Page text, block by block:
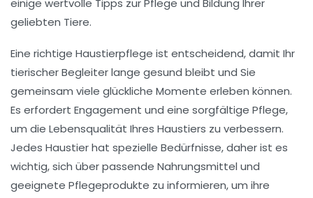
einige wertvolle Tipps zurPflege und Bildung Ihrer
geliebten Tiere.
Eine richtige Haustierpflege ist entscheidend, damit Ihr
tierischer Begleiter lange gesund bleibt und Sie
gemeinsam viele glückliche Momente erleben können.
Es erfordert Engagement und eine sorgfältige Pflege,
um die Lebensqualität Ihres Haustiers zu verbessern.
Jedes Haustier hat spezielle Bedürfnisse, daher ist es
wichtig, sich über passende Nahrungsmittel und
geeignete Pflegeprodukte zu informieren, um ihre